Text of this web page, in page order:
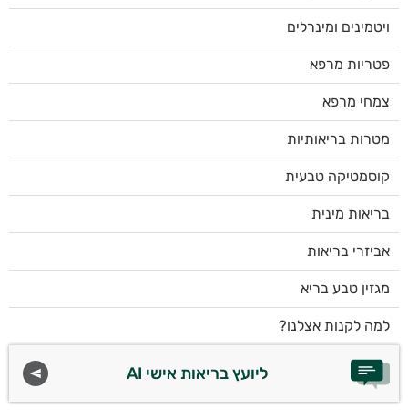
ויטמינים ומינרלים
פטריות מרפא
צמחי מרפא
מטרות בריאותיות
קוסמטיקה טבעית
בריאות מינית
אביזרי בריאות
מגזין טבע בריא
למה לקנות אצלנו?
ליועץ בריאות אישי AI